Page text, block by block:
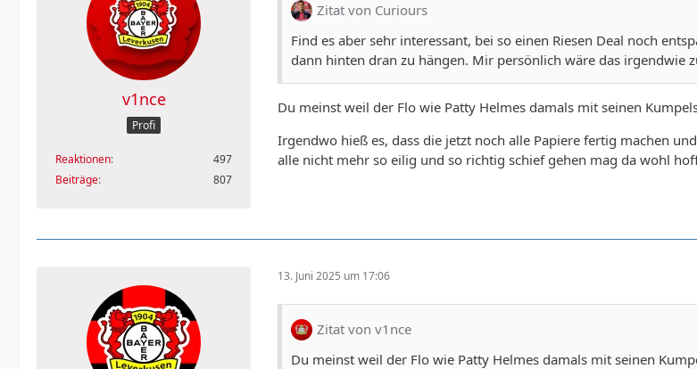
v1nce
Profi
Reaktionen
497
Beiträge
807
Zitat von Curiours
Find es aber sehr interessant, bei so einen Riesen Deal noch
dann hinten dran zu hängen. Mir persönlich wäre das irgendwie
Du meinst weil der Flo wie Patty Helmes damals mit seinen
Irgendwo hieß es, dass die jetzt noch alle Papiere fertig machen
alle nicht mehr so eilig und so richtig schief gehen mag da wohl
13. Juni 2025 um 17:06
Zitat von v1nce
Du meinst weil der Flo wie Patty Helmes damals mit seinen